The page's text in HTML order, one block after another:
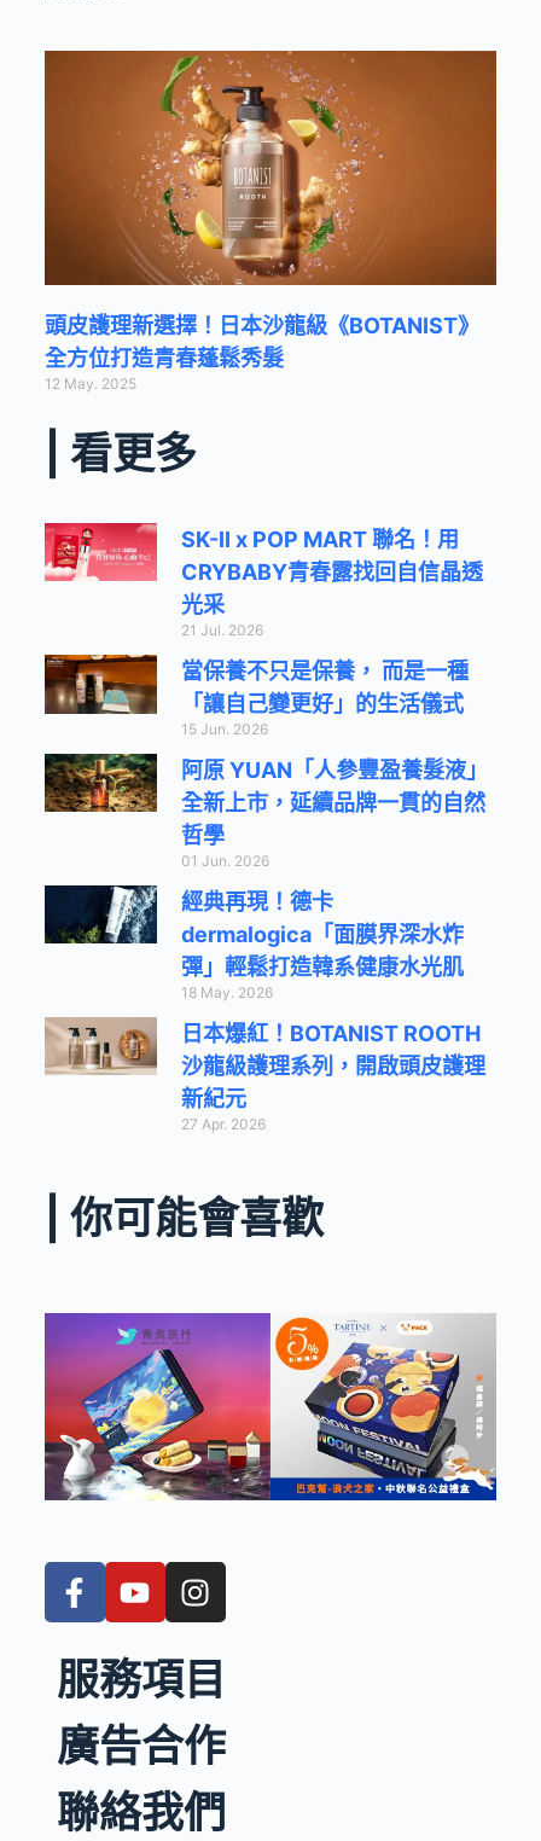
頭皮護理新選擇！日本沙龍級《BOTANIST》
全方位打造青春蓬鬆秀髮
12 May. 2025
| 看更多
SK-II x POP MART 聯名！用
CRYBABY青春露找回自信晶透
光采
21 Jul. 2026
當保養不只是保養， 而是一種
「讓自己變更好」的生活儀式
15 Jun. 2026
阿原 YUAN「人參豐盈養髮液」
全新上市，延續品牌一貫的自然
哲學
01 Jun. 2026
經典再現！德卡
dermalogica「面膜界深水炸
彈」輕鬆打造韓系健康水光肌
18 May. 2026
日本爆紅！BOTANIST ROOTH
沙龍級護理系列，開啟頭皮護理
新紀元
27 Apr. 2026
| 你可能會喜歡
服務項目
廣告合作
聯絡我們